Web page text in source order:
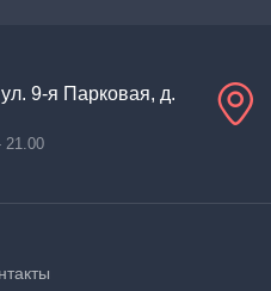
9-я Парковая, д.
21.00